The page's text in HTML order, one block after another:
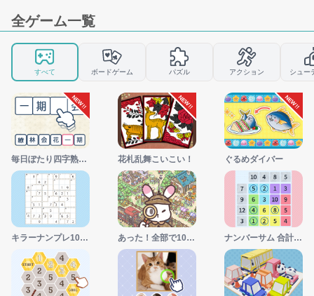
全ゲーム一覧
すべて ボードゲーム パズル アクション シュー
NEW!!
毎日ぽたり四字熟語の泉
NEW!!
花札乱舞こいこい！
NEW!!
ぐるめダイバー
キラーナンプレ1000！ あった！全部で100個 ナンバーサム 合計ナンプレ